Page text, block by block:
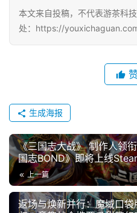
本文来自投稿，不代表游茶科
处：https://
生成海报
《三国志大战》 制作人领
国志BOND》即将上线
上一篇
返场与焕新并行：魔域口